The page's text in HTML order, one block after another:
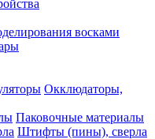
восками
Окклюдаторы,
Паковочные материалы
Штифты (пины), сверла